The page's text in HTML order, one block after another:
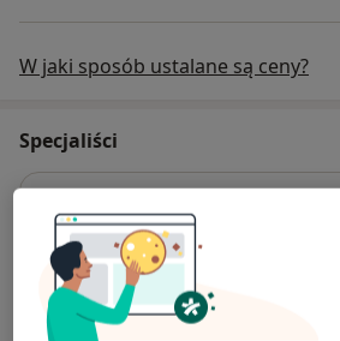
W jaki sposób ustalane są ceny?
Specjaliści
lek. Michał Niedziółka